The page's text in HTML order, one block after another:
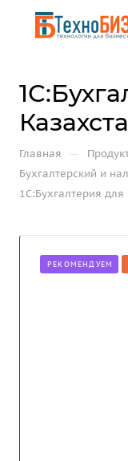
Главная —
Бухгалтерский и
1С:Бухгалтерия для
РЕКОМЕНДУЕМ